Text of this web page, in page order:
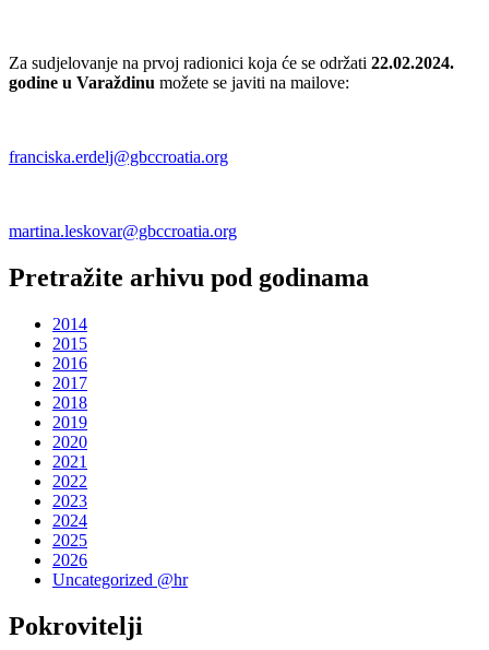
Za sudjelovanje na prvoj radionici koja će se održati 22.02.2024.
godine u Varaždinu možete se javiti na mailove:
franciska.erdelj@gbccroatia.org
martina.leskovar@gbccroatia.org
Pretražite arhivu pod godinama
2014
2015
2016
2017
2018
2019
2020
2021
2022
2023
2024
2025
2026
Uncategorized @hr
Pokrovitelji